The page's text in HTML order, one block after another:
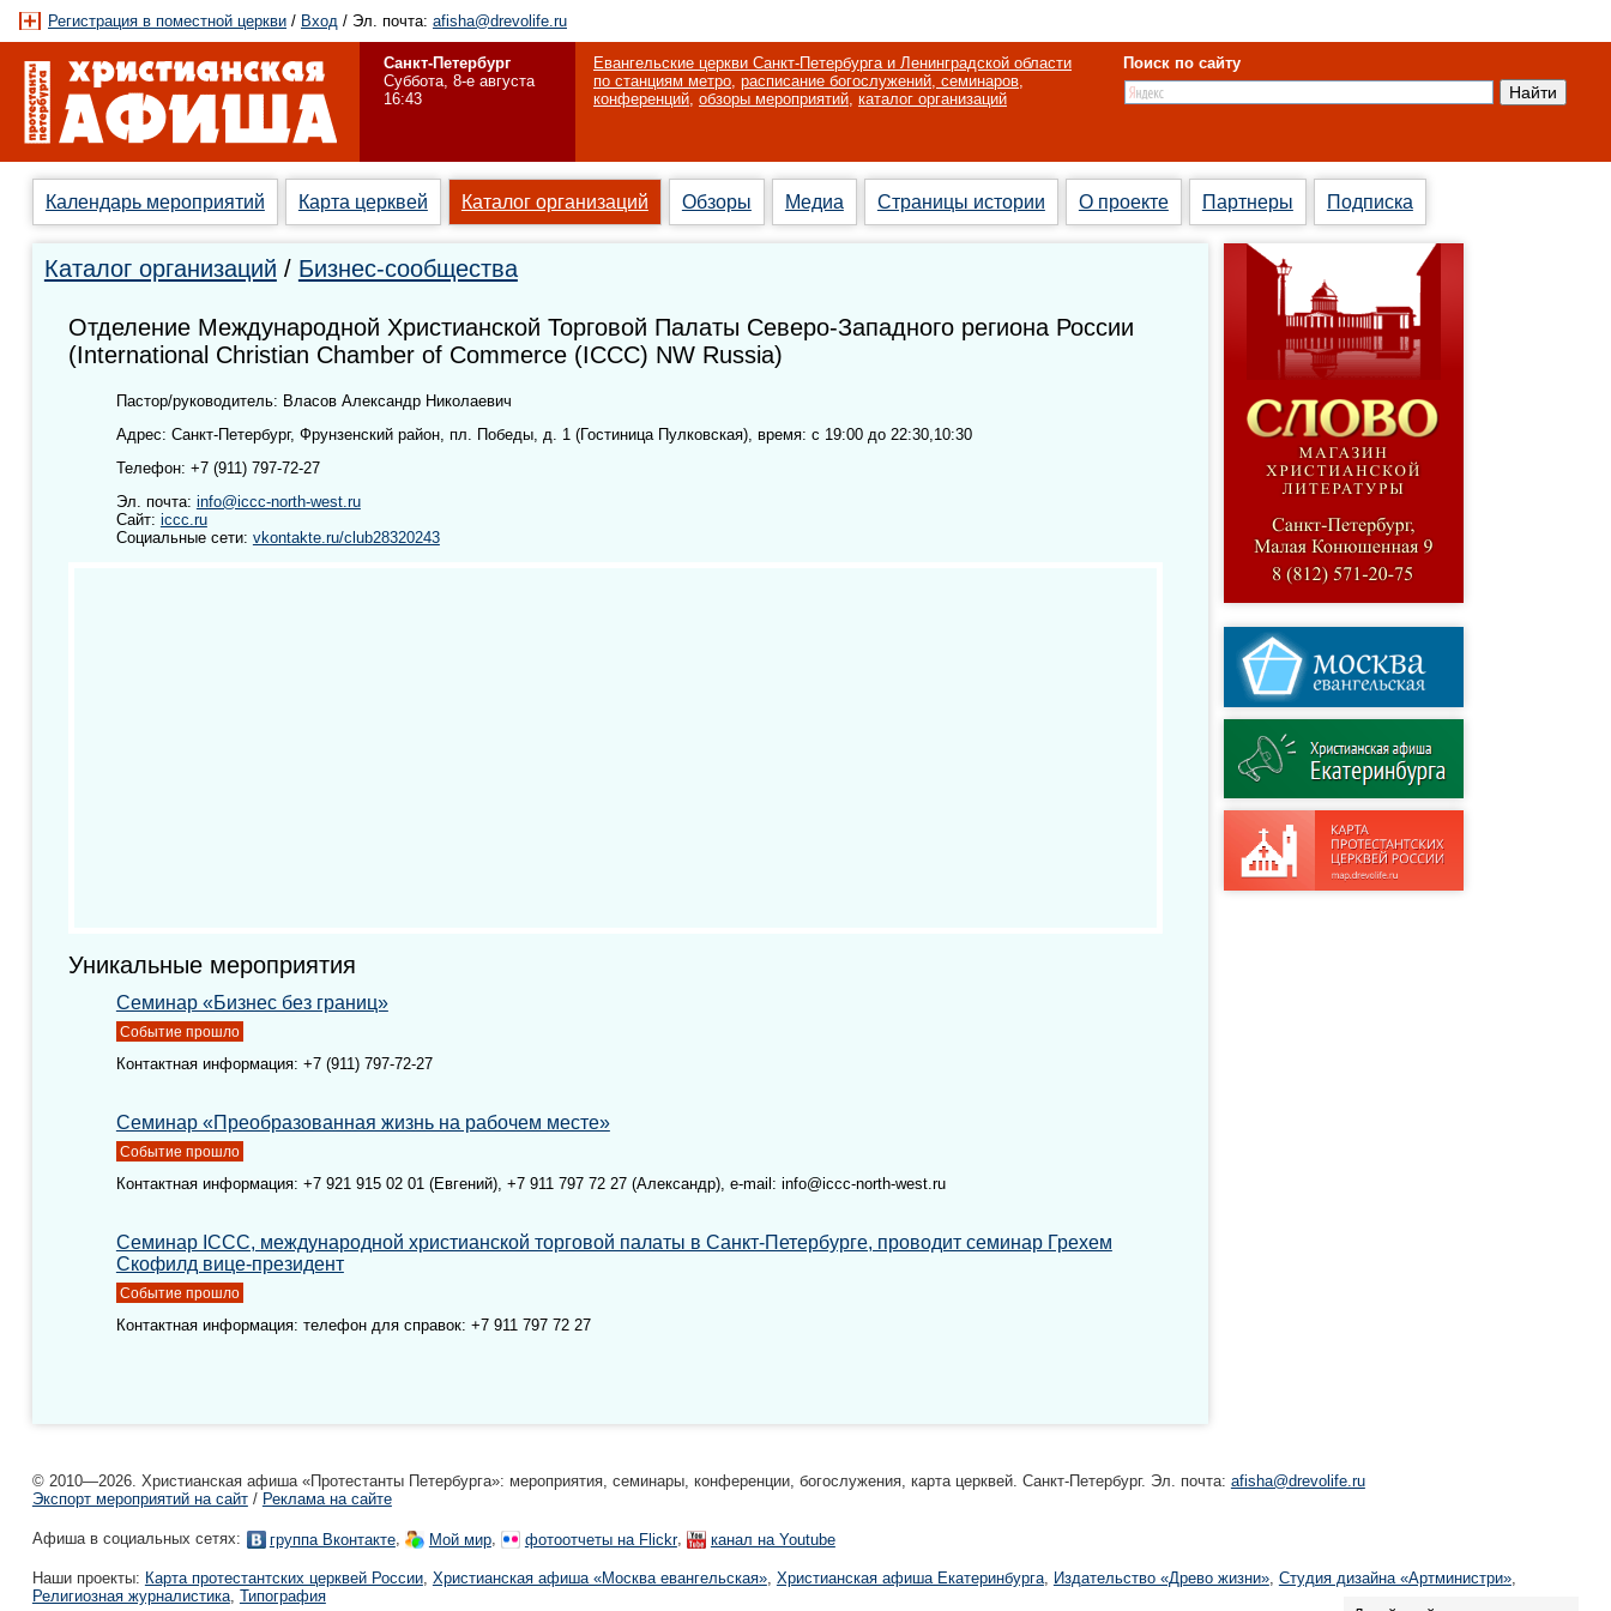
Регистрация в поместной церкви / Вход / Эл. почта: afisha@drevolife.ru
Санкт-Петербург
Суббота, 8-е августа
16:43
Евангельские церкви Санкт-Петербурга и Ленинградской области
по станциям метро, расписание богослужений, семинаров,
конференций, обзоры мероприятий, каталог организаций
Поиск по сайту
Календарь мероприятий Карта церквей Каталог организаций Обзоры Медиа Страницы истории О проекте Партнеры Подписка
Каталог организаций / Бизнес-сообщества
Отделение Международной Христианской Торговой Палаты Северо-Западного региона России
(International Christian Chamber of Commerce (ICCC) NW Russia)
Пастор/руководитель: Власов Александр Николаевич
Адрес: Санкт-Петербург, Фрунзенский район, пл. Победы, д. 1 (Гостиница Пулковская), время: с 19:00 до 22:30,10:30
Телефон: +7 (911) 797-72-27
Эл. почта: info@iccc-north-west.ru
Сайт: iccc.ru
Социальные сети: vkontakte.ru/club28320243
Уникальные мероприятия
Семинар «Бизнес без границ»
Событие прошло
Контактная информация: +7 (911) 797-72-27
Семинар «Преобразованная жизнь на рабочем месте»
Событие прошло
Контактная информация: +7 921 915 02 01 (Евгений), +7 911 797 72 27 (Александр), e-mail: info@iccc-north-west.ru
Семинар ICCC, международной христианской торговой палаты в Санкт-Петербурге, проводит семинар Грехем
Скофилд вице-президент
Событие прошло
Контактная информация: телефон для справок: +7 911 797 72 27
© 2010—2026. Христианская афиша «Протестанты Петербурга»: мероприятия, семинары, конференции, богослужения, карта церквей. Санкт-Петербург. Эл. почта: afisha@drevolife.ru
Экспорт мероприятий на сайт/ Реклама на сайте
Афиша в социальных сетях: группа Вконтакте, Мой мир, фотоотчеты на Flickr, канал на Youtube
Наши проекты: Карта протестантских церквей России, Христианская афиша «Москва евангельская», Христианская афиша Екатеринбургa, Издательство «Древо жизни», Студия дизайна «Артминистри»,
Религиозная журналистика, Типография